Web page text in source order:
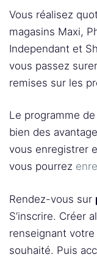
Vous réalisez
magasins Maxi,
Independant et
vous passez
remises sur les
Le programme
bien des
vous enregistrer
vous pourrez
Rendez-vous sur
S’inscrire. Créer
renseignant
souhaité. Puis